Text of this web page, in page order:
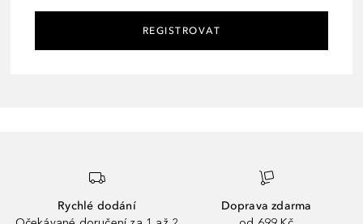
REGISTROVAT
Rychlé dodání
Doprava zdarma